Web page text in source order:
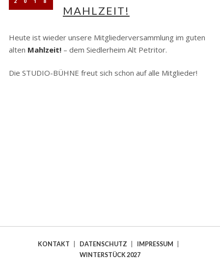
MAHLZEIT!
Heute ist wieder unsere Mitgliederversammlung im guten
alten Mahlzeit!– dem Siedlerheim Alt Petritor.
Die STUDIO-BÜHNE freut sich schon auf alle Mitglieder!
KONTAKT DATENSCHUTZ IMPRESSUM
WINTERSTÜCK 2027